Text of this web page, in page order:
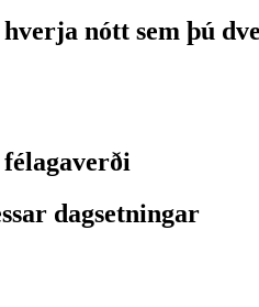
nótt sem þú
dagsetningar